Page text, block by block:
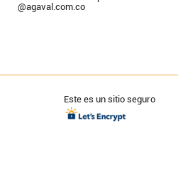
@agaval.com.co
Este es un sitio seguro